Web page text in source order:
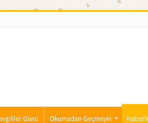
Günü Okumadan Geçmeyin